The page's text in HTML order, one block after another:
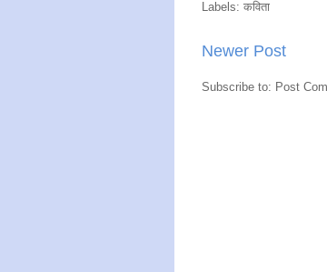
Labels: कविता
Newer Post
Subscribe to: Post